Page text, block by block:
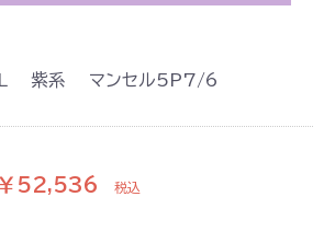
紫系 マンセル5P7/6
52,536 税込